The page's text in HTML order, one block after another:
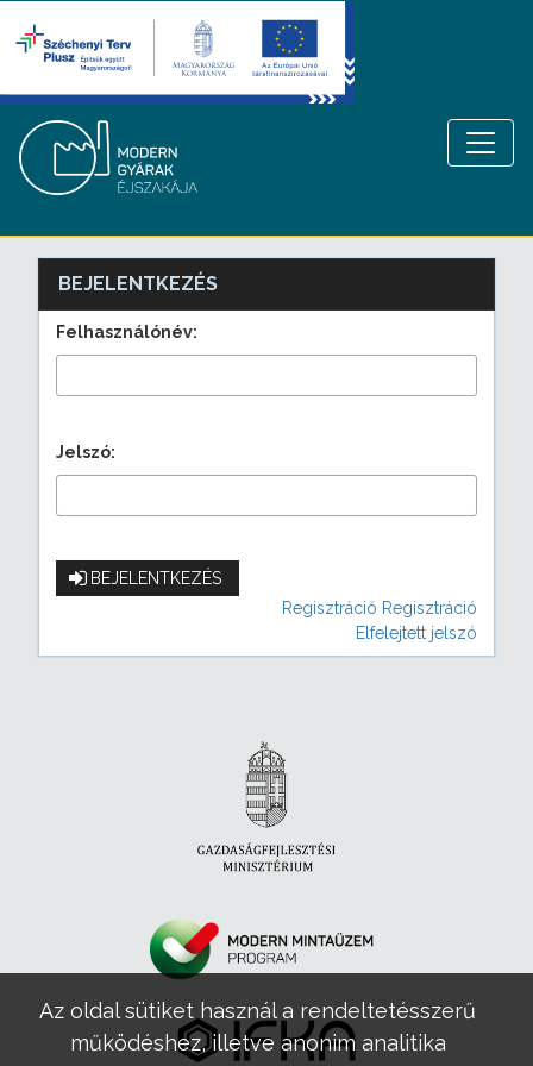
BEJELENTKEZÉS
Felhasználónév:
Jelszó:
BEJELENTKEZÉS
Regisztráció Regisztráció
Elfelejtett jelszó
Az oldal sütiket használ a rendeltetésszerű
működéshez, illetve anonim analitika